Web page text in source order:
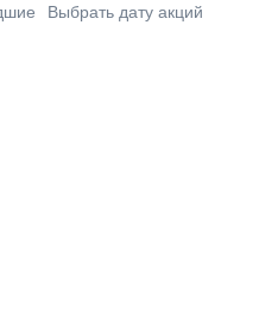
Выбрать дату акций